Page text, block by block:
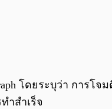
โดยระบุว่า การโจ
ำสำเร็จ